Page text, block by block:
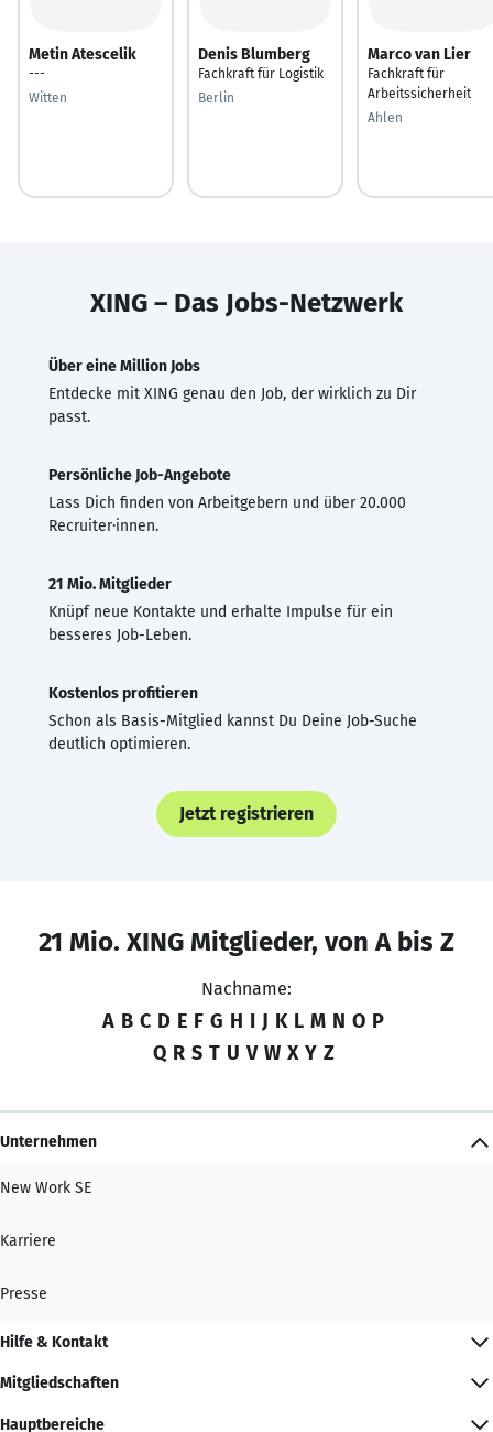
Metin Atescelik
---
Witten
Denis Blumberg
Fachkraft für Logistik
Berlin
Marco van Lier
Fachkraft für
Arbeitssicherheit
Ahlen
XING – Das Jobs-Netzwerk
Über eine Million Jobs
Entdecke mit XING genau den Job, der wirklich zu Dir
passt.
Persönliche Job-Angebote
Lass Dich finden von Arbeitgebern und über 20.000
Recruiter·innen.
21 Mio. Mitglieder
Knüpf neue Kontakte und erhalte Impulse für ein
besseres Job-Leben.
Kostenlos profitieren
Schon als Basis-Mitglied kannst Du Deine Job-Suche
deutlich optimieren.
Jetzt registrieren
21 Mio. XING Mitglieder, von A bis Z
Nachname:
A B C D E F G H I J K L M N O P
Q R S T U V W X Y Z
Unternehmen
New Work SE
Karriere
Presse
Hilfe & Kontakt
Mitgliedschaften
Hauptbereiche